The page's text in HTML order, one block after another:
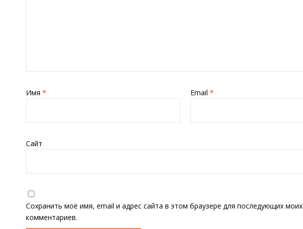
Имя * Email *
Сайт
Сохранить моё имя, email и адрес сайта в этом браузере для последующих моих
комментариев.